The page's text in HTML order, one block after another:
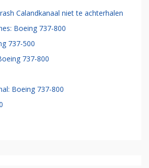
Calandkanaal niet te achterhalen
Boeing 737-800
737-500
737-800
Boeing 737-800